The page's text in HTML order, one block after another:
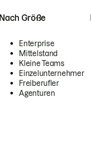
Nach Größe
Enterprise
Mittelstand
Kleine Teams
Einzelunternehmer
Freiberufler
Agenturen